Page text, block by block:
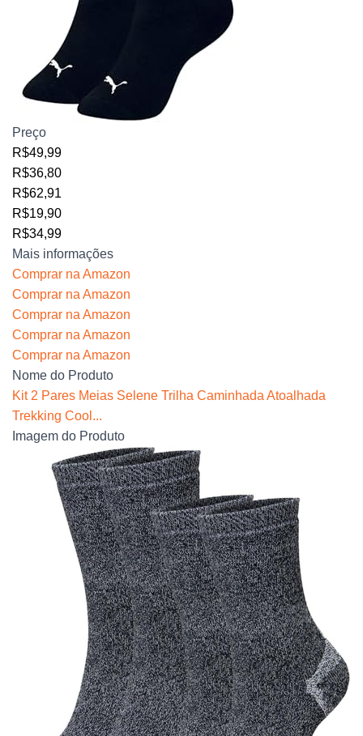
Preço
R$49,99
R$36,80
R$62,91
R$19,90
R$34,99
Mais informações
Comprar na Amazon
Comprar na Amazon
Comprar na Amazon
Comprar na Amazon
Comprar na Amazon
Nome do Produto
Kit 2 Pares Meias Selene Trilha Caminhada Atoalhada
Trekking Cool...
Imagem do Produto